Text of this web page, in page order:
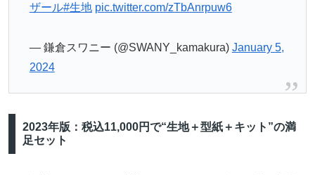
ザール#生地 pic.twitter.com/zTbAnrpuw6
— 鎌倉スワニー (@SWANY_kamakura) January 5,
2024
2023年版：税込11,000円で“生地＋型紙＋キット”の満
足セット